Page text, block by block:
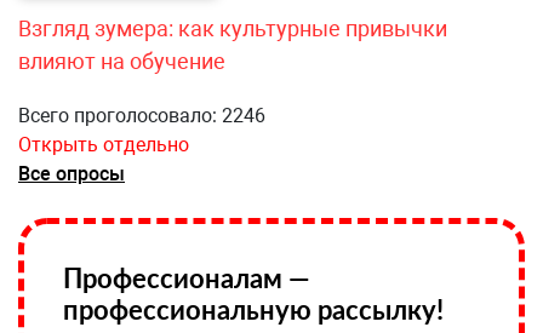
Взгляд зумера: как культурные привычки
влияют на обучение
Всего проголосовало: 2246
Открыть отдельно
Все опросы
Профессионалам —
профессиональную рассылку!